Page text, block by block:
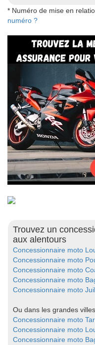
* Numéro de mise en
numéro ?
Trouvez un
aux alentours
Concessionnaire moto
Concessionnaire moto
Concessionnaire moto
Concessionnaire moto
Concessionnaire moto
Ou dans les grandes
Concessionnaire moto
Concessionnaire moto
Concessionnaire moto